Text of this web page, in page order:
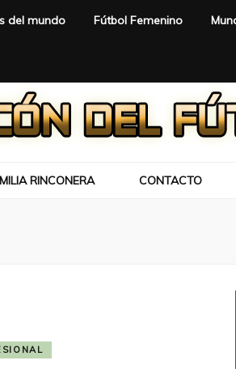
del mundo Fútbol Femenino
RINCONERA CONTACTO